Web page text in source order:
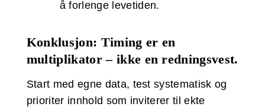
å forlenge levetiden.
Konklusjon: Timing er en
multiplikator – ikke en redningsvest.
Start med egne data, test systematisk og
prioriter innhold som inviterer til ekte